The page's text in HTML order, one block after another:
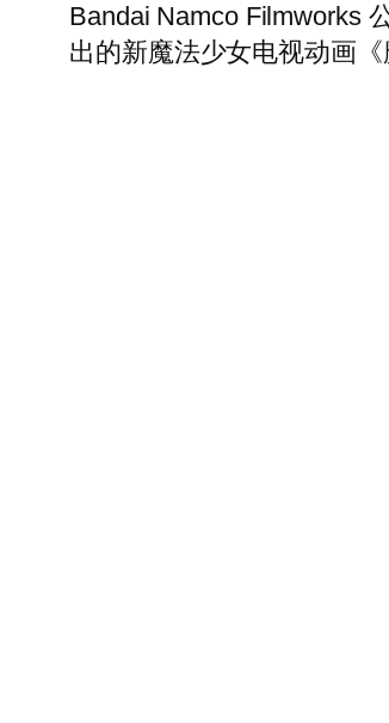
Bandai Namco Filmworks
出的新魔法少女电视动画